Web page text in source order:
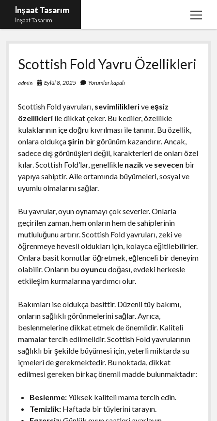
İnşaat Tasarım
İnşaat Tasarım
menüyü
Instagram Gizli Hesap Bakma
Instagram Türk Takipçi Yükleme Ücretsiz
Liste
Tumblr Takipçi Hilesi Bedava Şifresiz
Scottish Fold Yavru Özellikleri
admin Eylül 8, 2025 Yorumlar kapalı
Scottish Fold yavruları, sevimliliklerive eşsiz
özellikleriile dikkat çeker. Bu kediler, özellikle
kulaklarının içe doğru kıvrılması ile tanınır. Bu özellik,
onlara oldukçaşirin bir görünüm kazandırır. Ancak,
sadece dış görünüşleri değil, karakterleri de onları özel
kılar. Scottish Fold’lar, genellikle nazikve sevecen bir
yapıya sahiptir. Aile ortamında büyümeleri, sosyal ve
uyumlu olmalarını sağlar.
Bu yavrular, oyun oynamayı çok severler. Onlarla
geçirilen zaman, hem onların hem de sahiplerinin
mutluluğunu artırır. Scottish Fold yavruları, zeki ve
öğrenmeye hevesli oldukları için, kolayca eğitilebilirler.
Onlara basit komutlar öğretmek, eğlenceli bir deneyim
olabilir. Onların bu oyuncu doğası, evdeki herkesle
etkileşim kurmalarına yardımcı olur.
Bakımları ise oldukça basittir. Düzenli tüy bakımı,
onların sağlıklı görünmelerini sağlar. Ayrıca,
beslenmelerine dikkat etmek de önemlidir. Kaliteli
mamalar tercih edilmelidir. Scottish Fold yavrularının
sağlıklı bir şekilde büyümesi için, yeterli miktarda su
içmeleri de gerekmektedir. Bu noktada, dikkat
edilmesi gereken birkaç önemli madde bulunmaktadır:
Beslenme:Yüksek kaliteli mama tercih edin.
Temizlik:Haftada bir tüylerini tarayın.